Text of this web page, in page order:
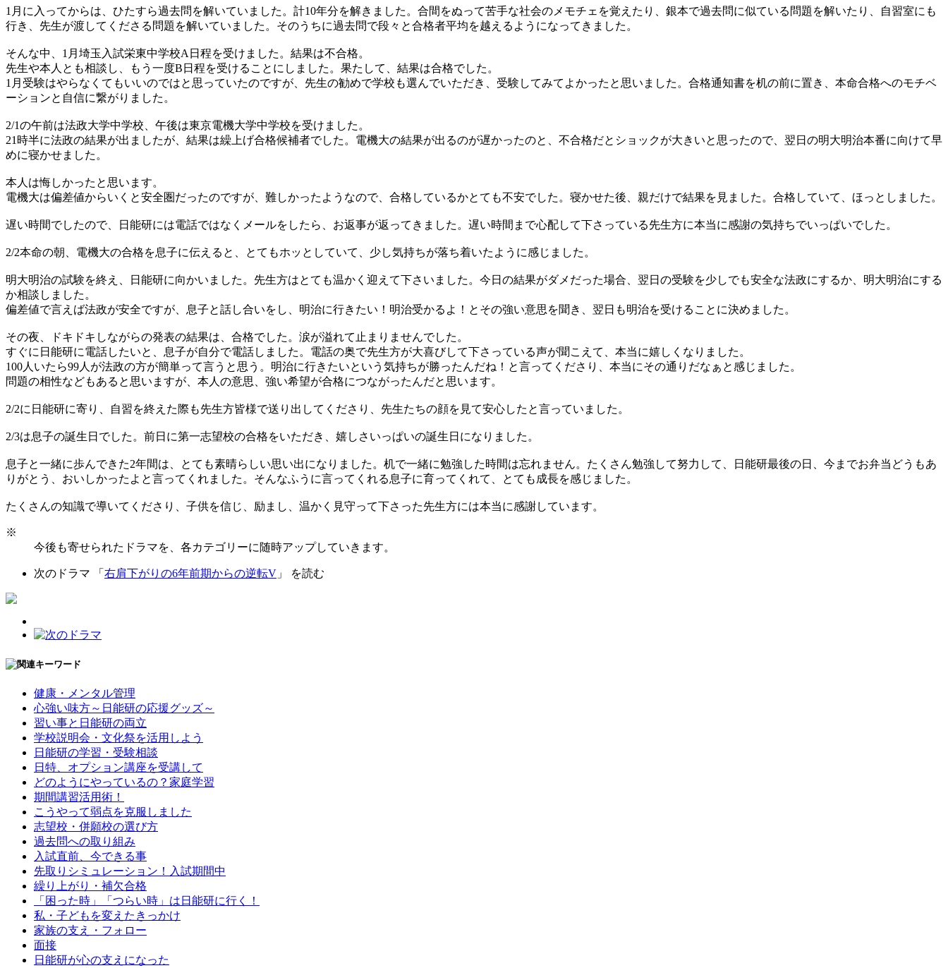
1月に入ってからは、ひたすら過去問を解いていました。計10年分を解きました。合間をぬって苦手な社会のメモチェを覚えたり、銀本で過去問に似ている問題を解いたり、自習室にも
行き、先生が渡してくださる問題を解いていました。そのうちに過去問で段々と合格者平均を越えるようになってきました。
そんな中、1月埼玉入試栄東中学校A日程を受けました。結果は不合格。
先生や本人とも相談し、もう一度B日程を受けることにしました。果たして、結果は合格でした。
1月受験はやらなくてもいいのではと思っていたのですが、先生の勧めで学校も選んでいただき、受験してみてよかったと思いました。合格通知書を机の前に置き、本命合格へのモチベ
ーションと自信に繋がりました。
2/1の午前は法政大学中学校、午後は東京電機大学中学校を受けました。
21時半に法政の結果が出ましたが、結果は繰上げ合格候補者でした。電機大の結果が出るのが遅かったのと、不合格だとショックが大きいと思ったので、翌日の明大明治本番に向けて早
めに寝かせました。
本人は悔しかったと思います。
電機大は偏差値からいくと安全圏だったのですが、難しかったようなので、合格しているかとても不安でした。寝かせた後、親だけで結果を見ました。合格していて、ほっとしました。
遅い時間でしたので、日能研には電話ではなくメールをしたら、お返事が返ってきました。遅い時間まで心配して下さっている先生方に本当に感謝の気持ちでいっぱいでした。
2/2本命の朝、電機大の合格を息子に伝えると、とてもホッとしていて、少し気持ちが落ち着いたように感じました。
明大明治の試験を終え、日能研に向かいました。先生方はとても温かく迎えて下さいました。今日の結果がダメだった場合、翌日の受験を少しでも安全な法政にするか、明大明治にする
か相談しました。
偏差値で言えば法政が安全ですが、息子と話し合いをし、明治に行きたい！明治受かるよ！とその強い意思を聞き、翌日も明治を受けることに決めました。
その夜、ドキドキしながらの発表の結果は、合格でした。涙が溢れて止まりませんでした。
すぐに日能研に電話したいと、息子が自分で電話しました。電話の奥で先生方が大喜びして下さっている声が聞こえて、本当に嬉しくなりました。
100人いたら99人が法政の方が簡単って言うと思う。明治に行きたいという気持ちが勝ったんだね！と言ってくださり、本当にその通りだなぁと感じました。
問題の相性などもあると思いますが、本人の意思、強い希望が合格につながったんだと思います。
2/2に日能研に寄り、自習を終えた際も先生方皆様で送り出してくださり、先生たちの顔を見て安心したと言っていました。
2/3は息子の誕生日でした。前日に第一志望校の合格をいただき、嬉しさいっぱいの誕生日になりました。
息子と一緒に歩んできた2年間は、とても素晴らしい思い出になりました。机で一緒に勉強した時間は忘れません。たくさん勉強して努力して、日能研最後の日、今までお弁当どうもあ
りがとう、おいしかったよと言ってくれました。そんなふうに言ってくれる息子に育ってくれて、とても成長を感じました。
たくさんの知識で導いてくださり、子供を信じ、励まし、温かく見守って下さった先生方には本当に感謝しています。
※
今後も寄せられたドラマを、各カテゴリーに随時アップしていきます。
次のドラマ 「 右肩下がりの6年前期からの逆転V 」 を読む
健康・メンタル管理
心強い味方～日能研の応援グッズ～
習い事と日能研の両立
学校説明会・文化祭を活用しよう
日能研の学習・受験相談
日特、オプション講座を受講して
どのようにやっているの？家庭学習
期間講習活用術！
こうやって弱点を克服しました
志望校・併願校の選び方
過去問への取り組み
入試直前、今できる事
先取りシミュレーション！入試期間中
繰り上がり・補欠合格
「困った時」「つらい時」は日能研に行く！
私・子どもを変えたきっかけ
家族の支え・フォロー
面接
日能研が心の支えになった